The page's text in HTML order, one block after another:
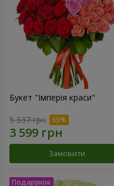
Букет "Імперія краси"
5 537 грн
Замовити